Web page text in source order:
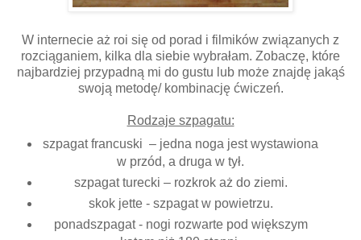
W internecie aż roi się od porad i filmików związanych z
rozciąganiem, kilka dla siebie wybrałam. Zobaczę, które
najbardziej przypadną mi do gustu lub może znajdę jakąś
swoją metodę/ kombinację ćwiczeń.
Rodzaje szpagatu:
szpagat francuski – jedna noga jest wystawiona
w przód, a druga w tył.
szpagat turecki – rozkrok aż do ziemi.
skok jette - szpagat w powietrzu.
ponadszpagat - nogi rozwarte pod większym